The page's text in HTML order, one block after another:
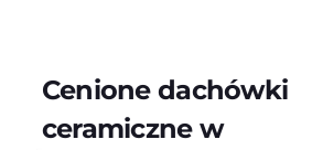
Cenione dachówki
ceramiczne w